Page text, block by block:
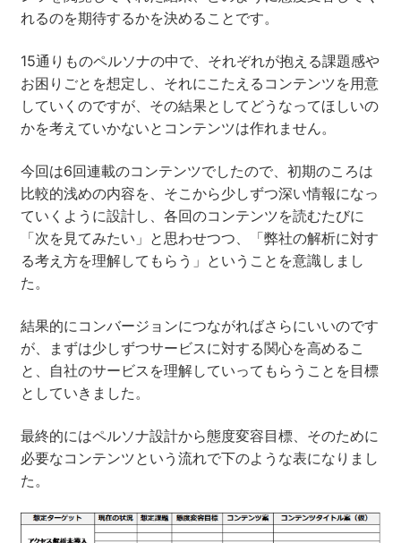
れるのを期待するかを決めることです。
15通りものペルソナの中で、それぞれが抱える課題感や
お困りごとを想定し、それにこたえるコンテンツを用意
していくのですが、その結果としてどうなってほしいの
かを考えていかないとコンテンツは作れません。
今回は6回連載のコンテンツでしたので、初期のころは
比較的浅めの内容を、そこから少しずつ深い情報になっ
ていくように設計し、各回のコンテンツを読むたびに
「次を見てみたい」と思わせつつ、「弊社の解析に対す
る考え方を理解してもらう」ということを意識しまし
た。
結果的にコンバージョンにつながればさらにいいのです
が、まずは少しずつサービスに対する関心を高めるこ
と、自社のサービスを理解していってもらうことを目標
としていきました。
最終的にはペルソナ設計から態度変容目標、そのために
必要なコンテンツという流れで下のような表になりまし
た。